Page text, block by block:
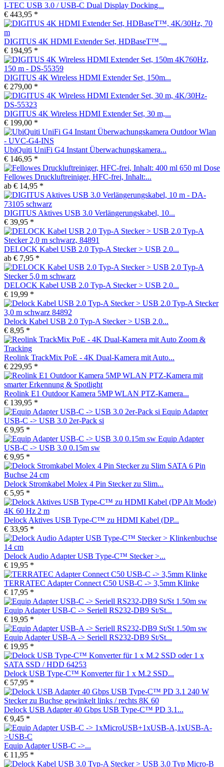
I-TEC USB 3.0 / USB-C Dual Display Docking...
€ 443,95 *
DIGITUS 4K HDMI Extender Set, HDBaseT™,...
€ 194,95 *
DIGITUS 4K Wireless HDMI Extender Set, 150m...
€ 279,00 *
DIGITUS 4K Wireless HDMI Extender Set, 30 m,...
€ 199,00 *
UbiQuiti UniFi G4 Instant Überwachungskamera...
€ 146,95 *
Fellowes Druckluftreiniger, HFC-frei, Inhalt:...
ab € 14,95 *
DIGITUS Aktives USB 3.0 Verlängerungskabel, 10...
€ 39,95 *
DELOCK Kabel USB 2.0 Typ-A Stecker > USB 2.0...
ab € 7,95 *
DELOCK Kabel USB 2.0 Typ-A Stecker > USB 2.0...
€ 19,99 *
Delock Kabel USB 2.0 Typ-A Stecker > USB 2.0...
€ 8,95 *
Reolink TrackMix PoE - 4K Dual-Kamera mit Auto...
€ 229,95 *
Reolink E1 Outdoor Kamera 5MP WLAN PTZ-Kamera...
€ 139,95 *
Equip Adapter
USB-C -> USB 3.0 2er-Pack si
€ 9,95 *
Equip Adapter
USB-C -> USB 3.0 0.15m sw
€ 9,95 *
Delock Stromkabel Molex 4 Pin Stecker zu Slim...
€ 5,95 *
Delock Aktives USB Type-C™ zu HDMI Kabel (DP...
€ 33,95 *
Delock Audio Adapter USB Type-C™ Stecker >...
€ 19,95 *
TERRATEC Adapter Connect C50 USB-C -> 3,5mm Klinke
€ 17,95 *
Equip Adapter USB-C -> Seriell RS232-DB9 St/St...
€ 19,95 *
Equip Adapter USB-A -> Seriell RS232-DB9 St/St...
€ 19,95 *
Delock USB Type-C™ Konverter für 1 x M.2 SSD...
€ 57,95 *
Delock USB Adapter 40 Gbps USB Type-C™ PD 3.1...
€ 9,45 *
Equip Adapter USB-C ->...
€ 11,95 *